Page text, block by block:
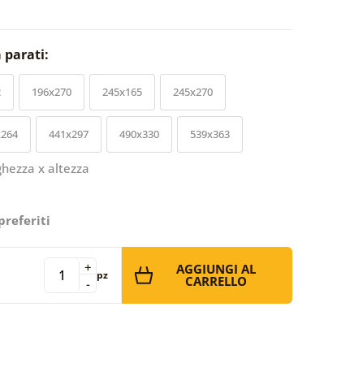
parati:
196x270 245x165 245x270
441x297 490x330 539x363
x altezza
-
+ pz AGGIUNGI AL
CARRELLO